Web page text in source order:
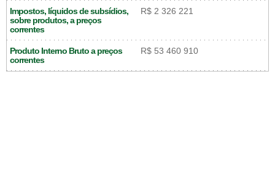
Impostos, líquidos de subsídios,
sobre produtos, a preços
correntes
R$ 2 326 221
Produto Interno Bruto a preços
correntes
R$ 53 460 910